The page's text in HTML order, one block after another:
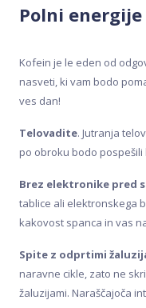
Polni
Kofein je le eden od
nasveti, ki vam bodo
ves dan!
Telovadite. Jutranja
po obroku bodo
Brez elektronike pred
tablice ali elektronskega
kakovost spanca in vas
Spite z odprtimi
naravne cikle, zato ne
žaluzijami. Naraščajoča